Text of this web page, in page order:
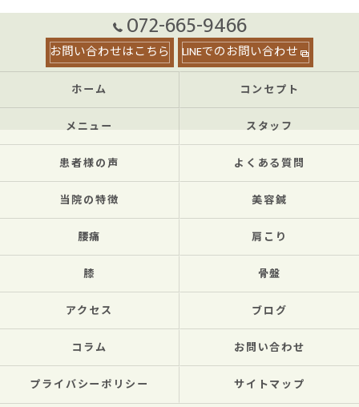
072-665-9466
お問い合わせはこちら LINEでのお問い合わせ
ホーム コンセプト
メニュー スタッフ
患者様の声 よくある質問
当院の特徴 美容鍼
腰痛 肩こり
膝 骨盤
アクセス ブログ
コラム お問い合わせ
プライバシーポリシー サイトマップ